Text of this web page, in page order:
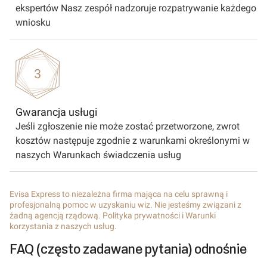
ekspertów Nasz zespół nadzoruje rozpatrywanie każdego
wniosku
Gwarancja usługi
Jeśli zgłoszenie nie może zostać przetworzone, zwrot
kosztów następuje zgodnie z warunkami określonymi w
naszych Warunkach świadczenia usług
Evisa Express to niezależna firma mająca na celu sprawną i
profesjonalną pomoc w uzyskaniu wiz. Nie jesteśmy związani z
żadną agencją rządową. Polityka prywatności i Warunki
korzystania z naszych usług.
FAQ (często zadawane pytania) odnośnie